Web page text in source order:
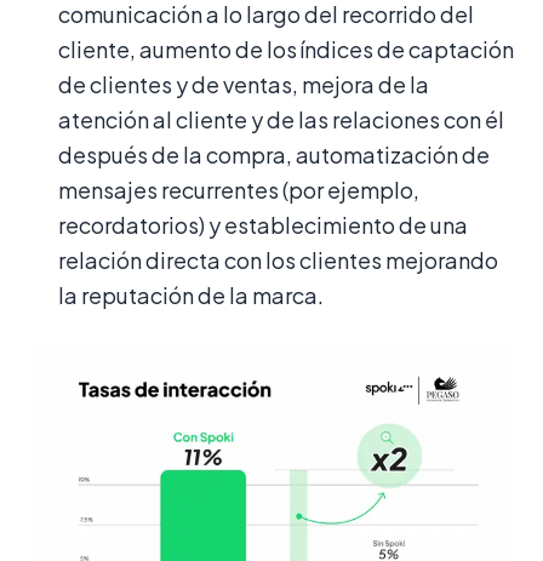
comunicación a lo largo del recorrido del
cliente, aumento de los índices de captación
de clientes y de ventas, mejora de la
atención al cliente y de las relaciones con él
después de la compra, automatización de
mensajes recurrentes (por ejemplo,
recordatorios) y establecimiento de una
relación directa con los clientes mejorando
la reputación de la marca.